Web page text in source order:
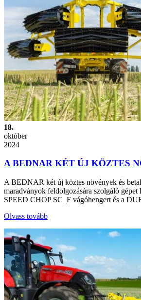
18.
október
2024
A BEDNAR KÉT ÚJ KÖZTES
A BEDNAR két új köztes növények és
maradványok feldolgozására szolgáló gépet
SPEED CHOP SC_F vágóhengert és a
Olvass tovább